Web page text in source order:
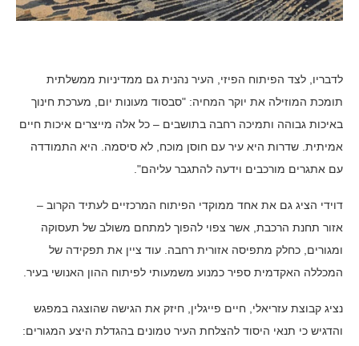
לדבריו, לצד הפיתוח הפיזי, העיר נהנית גם ממדיניות ממשלתית
תומכת המוזילה את יוקר המחיה: "סבסוד מעונות יום, מערכת חינוך
באיכות גבוהה ותמיכה רחבה בתושבים – כל אלה מייצרים איכות חיים
אמיתית. שדרות היא עיר עם חוסן מוכח, לא סיסמה. היא התמודדה
עם אתגרים מורכבים וידעה להתגבר עליהם".
דוידי הציג גם את אחד ממוקדי הפיתוח המרכזיים לעתיד הקרוב –
אזור תחנת הרכבת, אשר צפוי להפוך למתחם משולב של תעסוקה
ומגורים, כחלק מתפיסה אזורית רחבה. עוד ציין את תפקידה של
המכללה האקדמית ספיר כמנוע משמעותי לפיתוח ההון האנושי בעיר.
נציג קבוצת עזריאלי, חיים פייגלין, חיזק את הגישה שהוצגה במפגש
והדגיש כי תנאי היסוד להצלחת העיר טמונים בהגדלת היצע המגורים: